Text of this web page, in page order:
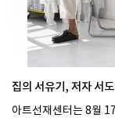
집의 서유기, 저자 서
아트선재센터는 8월